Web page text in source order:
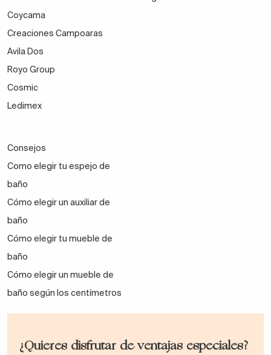
Coycama
Creaciones Campoaras
Avila Dos
Royo Group
Cosmic
Ledimex
Consejos
Como elegir tu espejo de
baño
Cómo elegir un auxiliar de
baño
Cómo elegir tu mueble de
baño
Cómo elegir un mueble de
baño según los centímetros
¿Quieres disfrutar de ventajas especiales?